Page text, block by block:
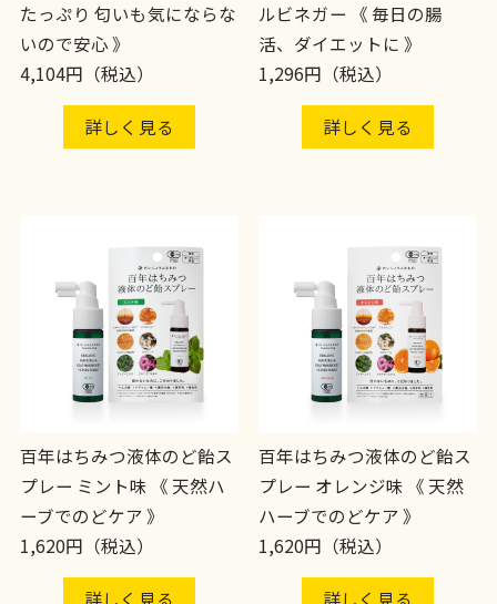
たっぷり 匂いも気にならな
いので安心 》
4,104円（税込）
詳しく見る
ルビネガー 《 毎日の腸
活、ダイエットに 》
1,296円（税込）
詳しく見る
百年はちみつ液体のど飴ス
プレー ミント味 《 天然ハ
ーブでのどケア 》
1,620円（税込）
詳しく見る
百年はちみつ液体のど飴ス
プレー オレンジ味 《 天然
ハーブでのどケア 》
1,620円（税込）
詳しく見る